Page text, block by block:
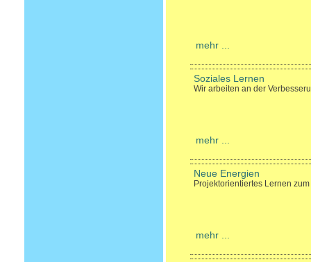
mehr ...
Soziales Lernen
Wir arbeiten an der
mehr ...
Neue Energien
Projektorientiertes Lernen
mehr ...